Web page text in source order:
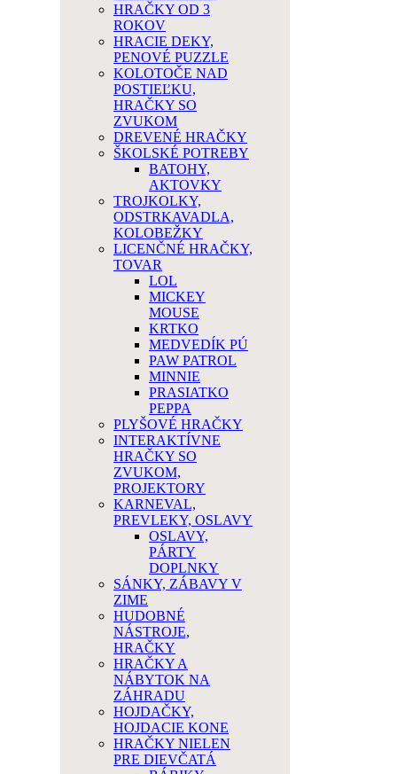
HRAČKY OD 3
ROKOV
HRACIE DEKY,
PENOVÉ PUZZLE
KOLOTOČE NAD
POSTIEĽKU,
HRAČKY SO
ZVUKOM
DREVENÉ HRAČKY
ŠKOLSKÉ POTREBY
BATOHY,
AKTOVKY
TROJKOLKY,
ODSTRKAVADLA,
KOLOBEŽKY
LICENČNÉ HRAČKY,
TOVAR
LOL
MICKEY
MOUSE
KRTKO
MEDVEDÍK PÚ
PAW PATROL
MINNIE
PRASIATKO
PEPPA
PLYŠOVÉ HRAČKY
INTERAKTÍVNE
HRAČKY SO
ZVUKOM,
PROJEKTORY
KARNEVAL,
PREVLEKY, OSLAVY
OSLAVY,
PÁRTY
DOPLNKY
SÁNKY, ZÁBAVY V
ZIME
HUDOBNÉ
NÁSTROJE,
HRAČKY
HRAČKY A
NÁBYTOK NA
ZÁHRADU
HOJDAČKY,
HOJDACIE KONE
HRAČKY NIELEN
PRE DIEVČATÁ